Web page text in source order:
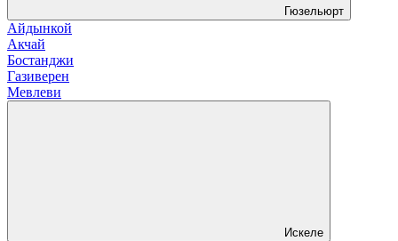
Гюзельюрт
Айдынкой
Акчай
Бостанджи
Газиверен
Мевлеви
Искеле